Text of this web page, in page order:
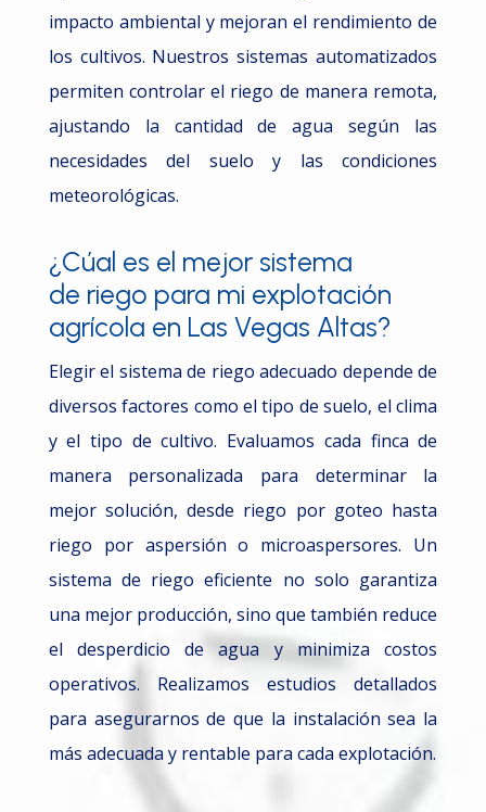
impacto ambiental y mejoran el rendimiento de
los cultivos. Nuestros sistemas automatizados
permiten controlar el riego de manera remota,
ajustando la cantidad de agua según las
necesidades del suelo y las condiciones
meteorológicas.
¿Cúal es el mejor sistema
de riego para mi explotación
agrícola en Las Vegas Altas?
Elegir el sistema de riego adecuado depende de
diversos factores como el tipo de suelo, el clima
y el tipo de cultivo. Evaluamos cada finca de
manera personalizada para determinar la
mejor solución, desde riego por goteo hasta
riego por aspersión o microaspersores. Un
sistema de riego eficiente no solo garantiza
una mejor producción, sino que también reduce
el desperdicio de agua y minimiza costos
operativos. Realizamos estudios detallados
para asegurarnos de que la instalación sea la
más adecuada y rentable para cada explotación.